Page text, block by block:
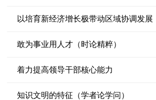
以培育新经济增长极带动区域协调发展
敢为事业用人才（时论精粹）
着力提高领导干部核心能力
知识文明的特征（学者论学问）